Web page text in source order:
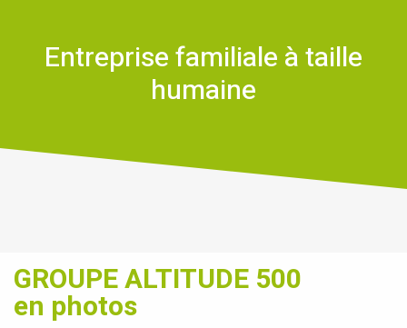
Entreprise familiale à taille
humaine
GROUPE ALTITUDE 500
en photos